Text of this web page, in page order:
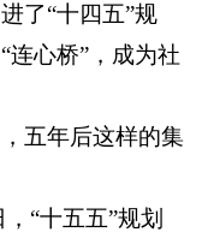
了“十四五”规
连心桥”，成为社
五年后这样的集
“十五五”规划